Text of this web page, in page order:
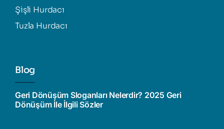
Şişli Hurdacı
Tuzla Hurdacı
Blog
Geri Dönüşüm Sloganları Nelerdir? 2025 Geri
Dönüşüm İle İlgili Sözler